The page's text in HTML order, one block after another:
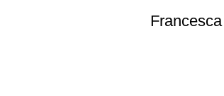
Francesca